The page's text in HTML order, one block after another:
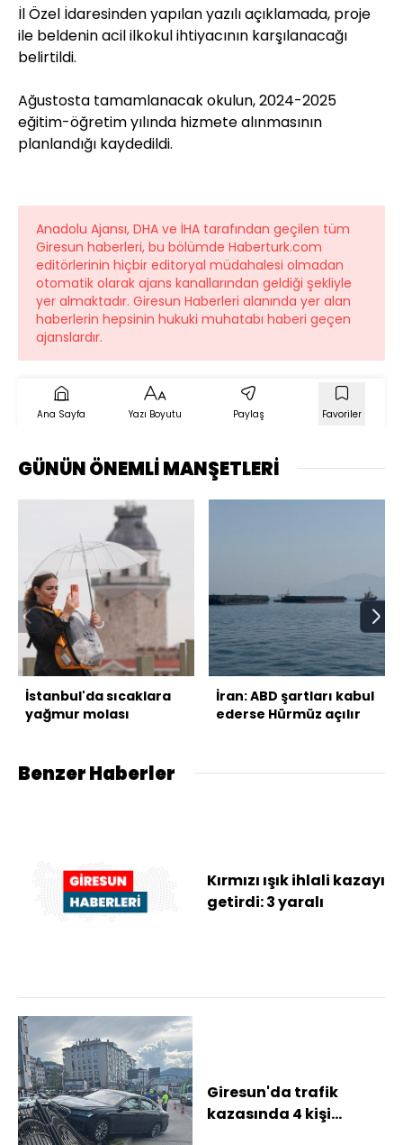
İl Özel İdaresinden yapılan yazılı açıklamada, proje
ile beldenin acil ilkokul ihtiyacının karşılanacağı
belirtildi.
Ağustosta tamamlanacak okulun, 2024-2025
eğitim-öğretim yılında hizmete alınmasının
planlandığı kaydedildi.
Anadolu Ajansı, DHA ve İHA tarafından geçilen tüm
Giresun haberleri, bu bölümde Haberturk.com
editörlerinin hiçbir editoryal müdahalesi olmadan
otomatik olarak ajans kanallarından geldiği şekliyle
yer almaktadır. Giresun Haberleri alanında yer alan
haberlerin hepsinin hukuki muhatabı haberi geçen
ajanslardır.
Ana Sayfa Yazı Boyutu Paylaş Favoriler
GÜNÜN ÖNEMLİ MANŞETLERİ
İstanbul'da sıcaklara
yağmur molası
İran: ABD şartları kabul
ederse Hürmüz açılır
Benzer Haberler
Kırmızı ışık ihlali kazayı
getirdi: 3 yaralı
Giresun'da trafik
kazasında 4 kişi